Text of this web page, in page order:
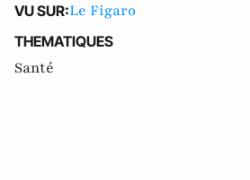
VU SUR:Le Figaro
THEMATIQUES
Santé